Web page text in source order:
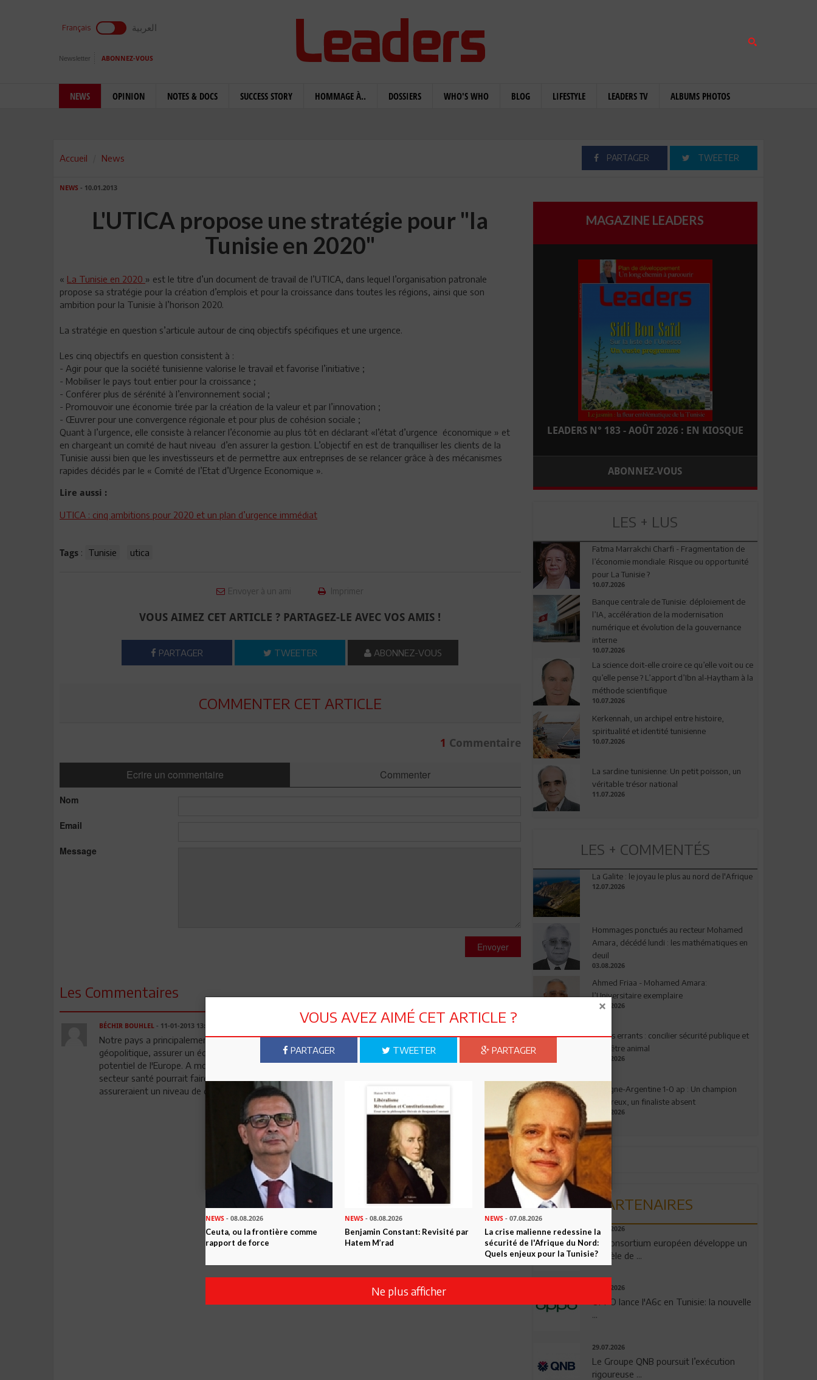
Français العربية
Newsletter ABONNEZ-VOUS
NEWS OPINION NOTES & DOCS SUCCESS STORY HOMMAGE À.. DOSSIERS WHO'S WHO BLOG LIFESTYLE LEADERS TV ALBUMS PHOTOS
Accueil News PARTAGER TWEETER
NEWS - 10.01.2013
L'UTICA propose une stratégie pour "la
Tunisie en 2020"
« La Tunisie en 2020 » est le titre d’un document de travail de l’UTICA, dans lequel l’organisation patronale
propose sa stratégie pour la création d’emplois et pour la croissance dans toutes les régions, ainsi que son
ambition pour la Tunisie à l’horison 2020.
La stratégie en question s’articule autour de cinq objectifs spécifiques et une urgence.
Les cinq objectifs en question consistent à :
- Agir pour que la société tunisienne valorise le travail et favorise l’initiative ;
- Mobiliser le pays tout entier pour la croissance ;
- Conférer plus de sérénité à l’environnement social ;
- Promouvoir une économie tirée par la création de la valeur et par l’innovation ;
- Œuvrer pour une convergence régionale et pour plus de cohésion sociale ;
Quant à l’urgence, elle consiste à relancer l’économie au plus tôt en déclarant «l’état d’urgence économique » et
en chargeant un comité de haut niveau d’en assurer la gestion. L’objectif en est de tranquilliser les clients de la
Tunisie aussi bien que les investisseurs et de permettre aux entreprises de se relancer grâce à des mécanismes
rapides décidés par le « Comité de l’Etat d’Urgence Economique ».
Lire aussi :
UTICA : cinq ambitions pour 2020 et un plan d’urgence immédiat
Tags : Tunisie utica
Envoyer à un ami Imprimer
VOUS AIMEZ CET ARTICLE ? PARTAGEZ-LE AVEC VOS AMIS !
PARTAGER TWEETER ABONNEZ-VOUS
COMMENTER CET ARTICLE
1 Commentaire
Ecrire un commentaire Commenter
Nom
Email
Message
Envoyer
Les Commentaires
BÉCHIR BOUHLEL- 11-01-2013 13:37
Notre pays a principalement besoin d'un développement exponentiel sectoriel pour améliorer sa position
géopolitique, assurer un équilibre réaliste avec ses voisins immédiats et se positionner comme patenaire
potentiel de l'Europe. A mon humble avis, le secteur Agroalimentaire pourrait être un fer de lance, puis le
secteur santé pourrait faire de notre pays une destination de soins, et enfin l'ingénierie et l'expertise
assureraient un niveau de qualité et d'excellence de notre économie.
MAGAZINE LEADERS
LEADERS N° 183 - AOÛT 2026 : EN KIOSQUE
ABONNEZ-VOUS
LES + LUS
Fatma Marrakchi Charfi - Fragmentation de
l’économie mondiale: Risque ou opportunité
pour La Tunisie ?
10.07.2026
Banque centrale de Tunisie: déploiement de
l’IA, accélération de la modernisation
numérique et évolution de la gouvernance
interne
10.07.2026
La science doit-elle croire ce qu’elle voit ou ce
qu’elle pense ? L’apport d’Ibn al-Haytham à la
méthode scientifique
10.07.2026
Kerkennah, un archipel entre histoire,
spiritualité et identité tunisienne
10.07.2026
La sardine tunisienne: Un petit poisson, un
véritable trésor national
11.07.2026
LES + COMMENTÉS
La Galite : le joyau le plus au nord de l'Afrique
12.07.2026
Hommages ponctués au recteur Mohamed
Amara, décédé lundi : les mathématiques en
deuil
03.08.2026
Ahmed Friaa - Mohamed Amara:
l’Universitaire exemplaire
04.08.2026
Chiens errants : concilier sécurité publique et
bien-être animal
17.07.2026
Espagne-Argentine 1-0 ap : Un champion
valeureux, un finaliste absent
19.07.2026
PARTENAIRES
06.08.2026
Un consortium européen développe un
modèle de ...
04.08.2026
OPPO lance l'A6c en Tunisie: la nouvelle
...
29.07.2026
Le Groupe QNB poursuit l’exécution
rigoureuse ...
VOUS AVEZ AIMÉ CET ARTICLE ?
PARTAGER TWEETER PARTAGER
NEWS - 08.08.2026
Ceuta, ou la frontière comme
rapport de force
NEWS - 08.08.2026
Benjamin Constant: Revisité par
Hatem M’rad
NEWS- 07.08.2026
La crise malienne redessine la
sécurité de l'Afrique du Nord:
Quels enjeux pour la Tunisie?
Ne plus afficher